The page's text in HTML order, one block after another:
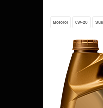
Motoröl 0W-20